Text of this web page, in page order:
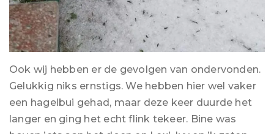
Ook wij hebben er de gevolgen van ondervonden.
Gelukkig niks ernstigs. We hebben hier wel vaker
een hagelbui gehad, maar deze keer duurde het
langer en ging het echt flink tekeer. Bine was